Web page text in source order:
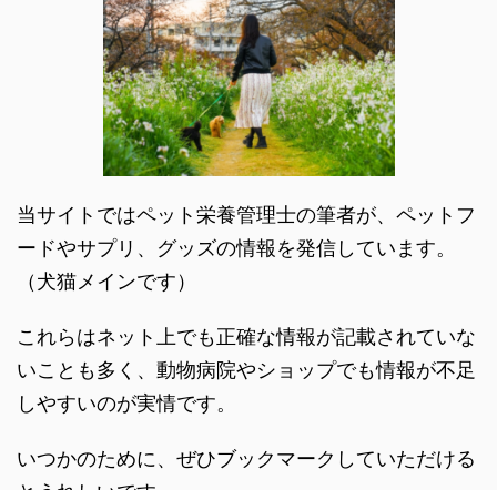
当サイトではペット栄養管理士の筆者が、ペットフ
ードやサプリ、グッズの情報を発信しています。
（犬猫メインです）
これらはネット上でも正確な情報が記載されていな
いことも多く、動物病院やショップでも情報が不足
しやすいのが実情です。
いつかのために、ぜひブックマークしていただける